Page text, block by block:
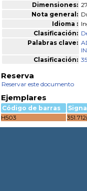
Dimensiones:
Nota general:
Idioma :
Clasificación:
Palabras clave:
Clasificación:
Reserva
Reservar este documento
Ejemplares
Código de barras
H503